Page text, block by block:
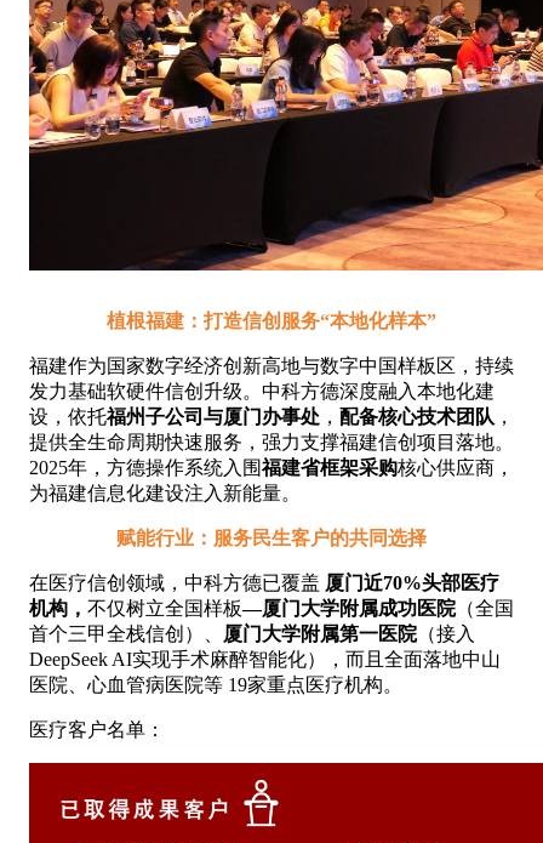
植根福建：打造信创服务“本地化样本”
福建作为国家数字经济创新高地与数字中国样板区，持续
发力基础软硬件信创升级。中科方德深度融入本地化建
设，依托福州子公司与厦门办事处 ， 配备核心技术团队 ，
提供全生命周期快速服务，强力支撑福建信创项目落地。
2025年，方德操作系统入围福建省框架采购核心供应商，
为福建信息化建设注入新能量。
赋能行业：服务民生客户的共同选择
在医疗信创领域，中科方德已覆盖 厦门近70%头部医疗
机构， 不仅树立全国样板—厦门大学附属成功医院（全国
首个三甲全栈信创）、
厦门大学附属第一医院（接入
DeepSeek AI实现手术麻醉智能化），而且全面落地中山
医院 、心血管病医院等 19家重点医疗机构。
医疗客户名单：